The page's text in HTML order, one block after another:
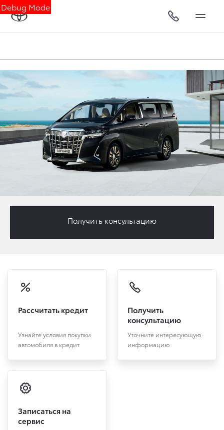
Debug Mode
Рассчитать кредит
Узнайте условия покупки
автомобиля в кредит
Получить
консультацию
Уточните интересующую
информацию
Записаться на
сервис